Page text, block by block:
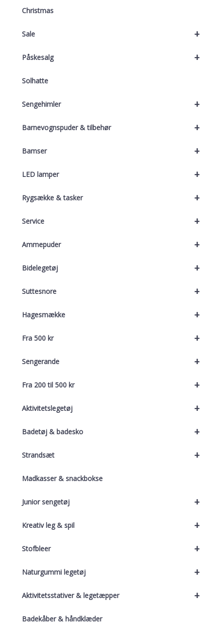
Christmas
+
Sale
+
Påskesalg
Solhatte
+
Sengehimler
+
Barnevognspuder & tilbehør
+
Bamser
+
LED lamper
+
Rygsække & tasker
+
Service
+
Ammepuder
+
Bidelegetøj
+
Suttesnore
+
Hagesmække
+
Fra 500 kr
+
Sengerande
+
Fra 200 til 500 kr
+
Aktivitetslegetøj
+
Badetøj & badesko
+
Strandsæt
Madkasser & snackbokse
+
Junior sengetøj
+
Kreativ leg & spil
+
Stofbleer
+
Naturgummi legetøj
+
Aktivitetsstativer & legetæpper
Badekåber & håndklæder